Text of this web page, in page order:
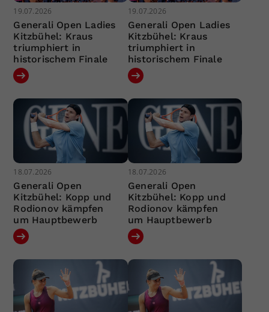
19.07.2026
Generali Open Ladies
Kitzbühel: Kraus
triumphiert in
historischem Finale
19.07.2026
Generali Open Ladies
Kitzbühel: Kraus
triumphiert in
historischem Finale
18.07.2026
Generali Open
Kitzbühel: Kopp und
Rodionov kämpfen
um Hauptbewerb
18.07.2026
Generali Open
Kitzbühel: Kopp und
Rodionov kämpfen
um Hauptbewerb